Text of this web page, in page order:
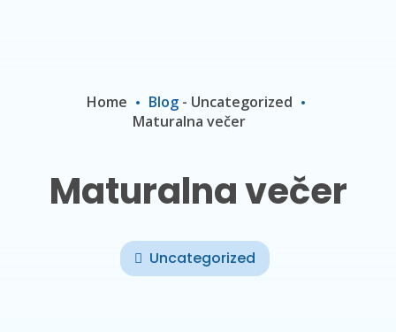
Home Blog - Uncategorized
Maturalna večer
Maturalna večer
Uncategorized